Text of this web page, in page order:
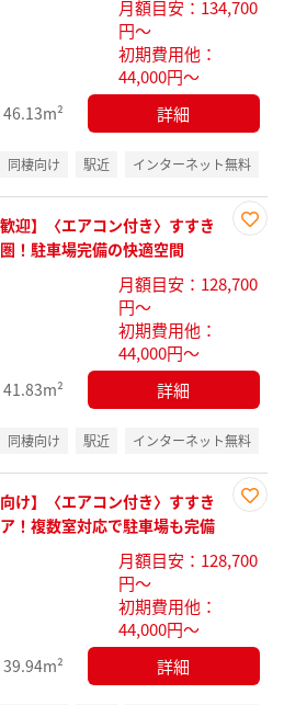
録
月額目安：134,700
円～
初期費用他：
44,000円～
46.13m² 詳細
同棲向け 駅近 インターネット無料
り登
歓迎】〈エアコン付き〉すすき
！駐車場完備の快適空間
月額目安：128,700
円～
初期費用他：
44,000円～
41.83m² 詳細
同棲向け 駅近 インターネット無料
り登
向け】〈エアコン付き〉すすき
！複数室対応で駐車場も完備
月額目安：128,700
円～
初期費用他：
44,000円～
39.94m² 詳細